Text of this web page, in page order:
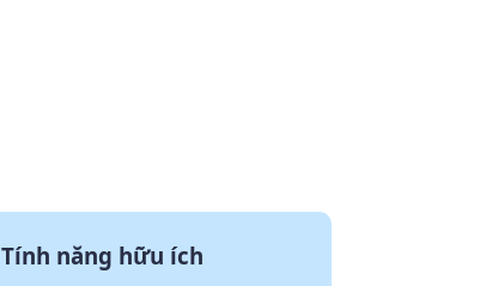
Tính năng hữu ích